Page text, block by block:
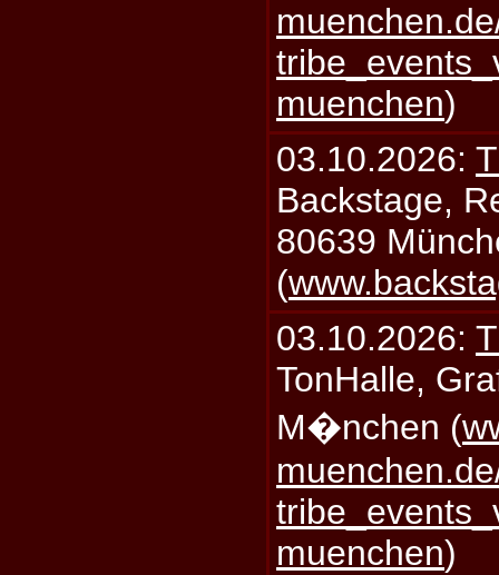
muenchen)
03.10.2026:
Backstage,
80639
(
03.10.2026:
TonHalle,
M�nchen (
muenchen)